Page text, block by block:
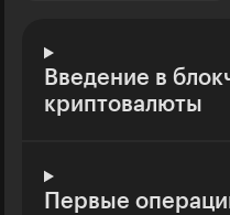
Введение в
криптовалюты
Первые